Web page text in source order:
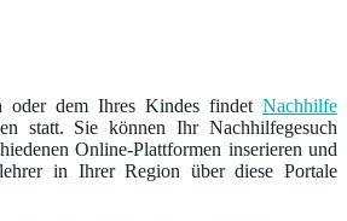
oder dem Ihres Kindes findet Nachhilfe
statt. Sie können Ihr Nachhilfegesuch
Online-Plattformen inserieren und
in Ihrer Region über diese Portale